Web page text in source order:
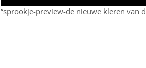
“sprookje-preview-de nieuwe kleren van